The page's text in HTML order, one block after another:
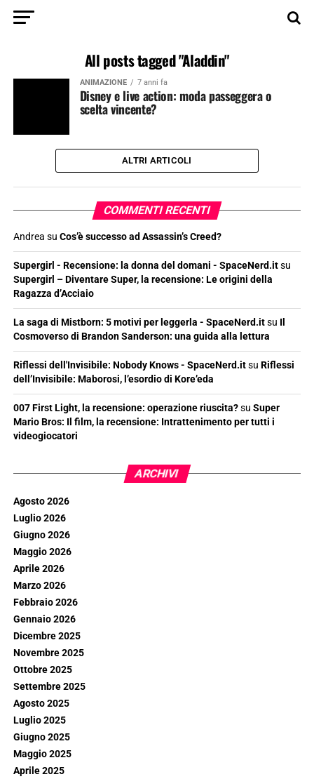
All posts tagged "Aladdin"
ANIMAZIONE 7 anni fa
Disney e live action: moda passeggera o
scelta vincente?
ALTRI ARTICOLI
COMMENTI RECENTI
Andrea su Cos’è successo ad Assassin’s Creed?
Supergirl - Recensione: la donna del domani - SpaceNerd.itsu
Supergirl – Diventare Super, la recensione: Le origini della
Ragazza d’Acciaio
La saga di Mistborn: 5 motivi per leggerla - SpaceNerd.itsu Il
Cosmoverso di Brandon Sanderson: una guida alla lettura
Riflessi dell'Invisibile: Nobody Knows - SpaceNerd.itsu Riflessi
dell’Invisibile: Maborosi, l’esordio di Kore’eda
007 First Light, la recensione: operazione riuscita?su Super
Mario Bros: Il film, la recensione: Intrattenimento per tutti i
videogiocatori
ARCHIVI
Agosto 2026
Luglio 2026
Giugno 2026
Maggio 2026
Aprile 2026
Marzo 2026
Febbraio 2026
Gennaio 2026
Dicembre 2025
Novembre 2025
Ottobre 2025
Settembre 2025
Agosto 2025
Luglio 2025
Giugno 2025
Maggio 2025
Aprile 2025